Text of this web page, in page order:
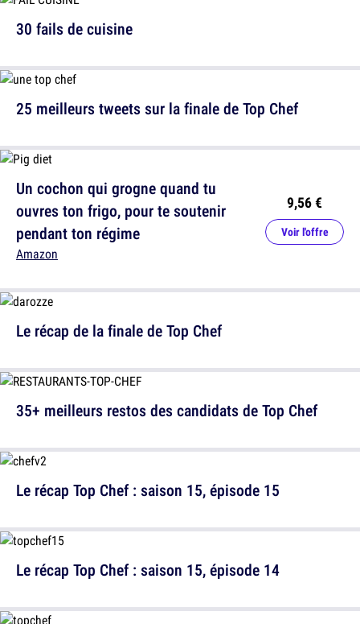
30 fails de cuisine
Un cochon qui grogne quand tu
ouvres ton frigo, pour te soutenir
pendant ton régime
Amazon
9,56 €
Voir l'offre
35+ meilleurs restos des candidats de Top Chef
25 meilleurs tweets sur la finale de Top Chef
Le récap de la finale de Top Chef
Le récap Top Chef : saison 15, épisode 15
Le récap Top Chef : saison 15, épisode 14